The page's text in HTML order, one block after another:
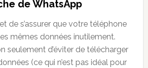
de WhatsApp
de s’assurer que votre téléphone
mêmes données inutilement.
seulement d’éviter de télécharger
(ce qui n’est pas idéal pour